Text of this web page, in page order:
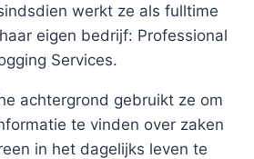
werkt ze als fulltime
eigen bedrijf: Professional
Services.
achtergrond gebruikt ze om
te vinden over zaken
in het dagelijks leven te